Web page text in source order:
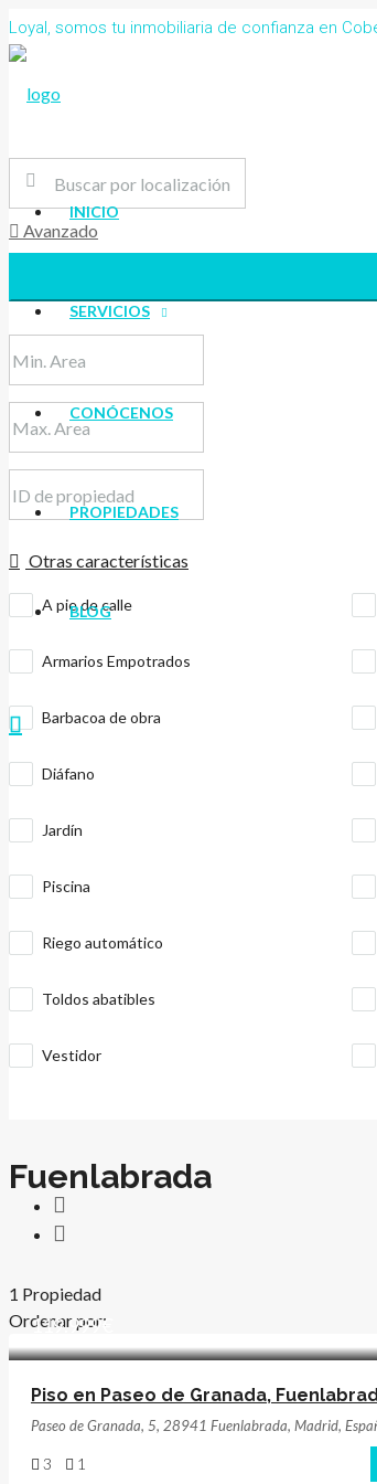
Loyal, somos tu inmobiliaria de confianza en
INICIO
SERVICIOS
CONÓCENOS
PROPIEDADES
BLOG
Avanzado
Otras características
A pie de calle
Armarios Empotrados
Barbacoa de obra
Diáfano
Jardín
Piscina
Riego automático
Toldos abatibles
Vestidor
Fuenlabrada
1 Propiedad
Ordenar por:
119.999€
Piso en Paseo de Granada,
Paseo de Granada, 5, 28941 Fuenlabrada, Madrid,
3 1